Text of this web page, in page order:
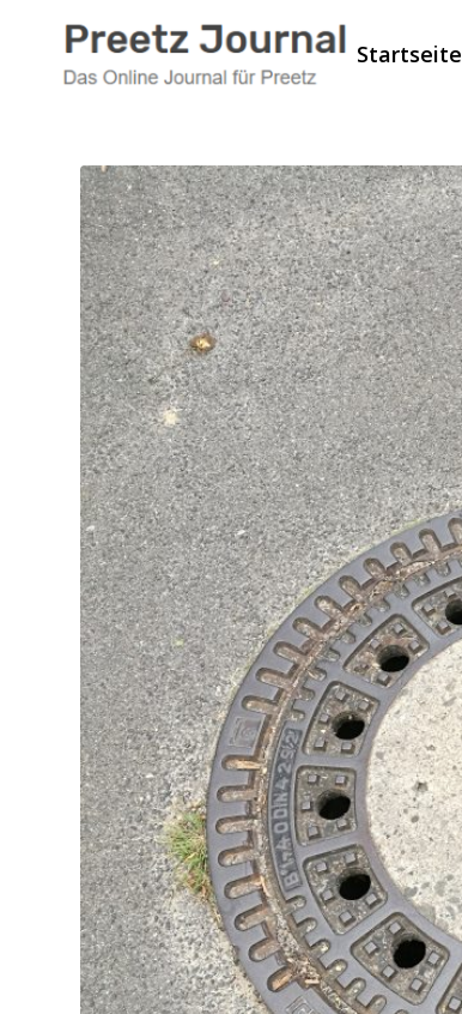
Startseite